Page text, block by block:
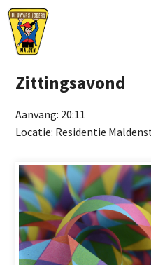
Zittingsavond
Aanvang: 20:11
Locatie: Residentie